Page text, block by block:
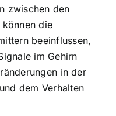
zwischen den
können die
beeinflussen,
im Gehirn
in der
dem Verhalten